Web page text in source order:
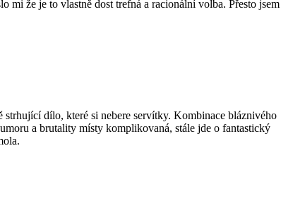
že je to vlastně dost trefná a racionální volba. Přesto jsem
dílo, které si nebere servítky. Kombinace bláznivého
a brutality místy komplikovaná, stále jde o fantastický